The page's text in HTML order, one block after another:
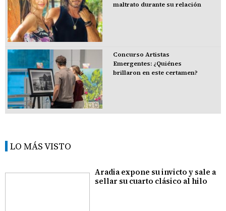
maltrato durante su relación
Concurso Artistas
Emergentes: ¿Quiénes
brillaron en este certamen?
LO MÁS VISTO
Aradia expone su invicto y sale a
sellar su cuarto clásico al hilo